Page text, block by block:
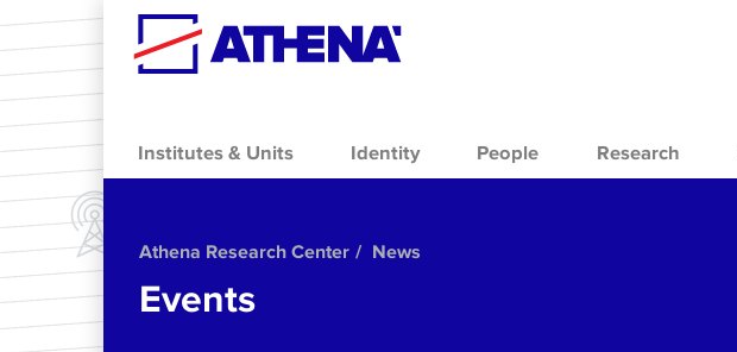
Skip to main content
Institutes & Units Identity People Research
Athena Research Center News
Events